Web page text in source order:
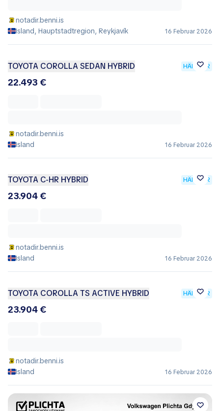
notadir.benni.is
Island, Hauptstadtregion, Reykjavík
16 Februar 2026
TOYOTA COROLLA SEDAN HYBRID HÄNDLER
22.493 €
notadir.benni.is
Island
16 Februar 2026
TOYOTA C-HR HYBRID HÄNDLER
23.904 €
notadir.benni.is
Island
16 Februar 2026
TOYOTA COROLLA TS ACTIVE HYBRID HÄNDLER
23.904 €
notadir.benni.is
Island
16 Februar 2026